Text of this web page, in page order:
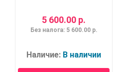
5 600.00 р.
Без налога: 5 600.00 р.
Наличие: В наличии